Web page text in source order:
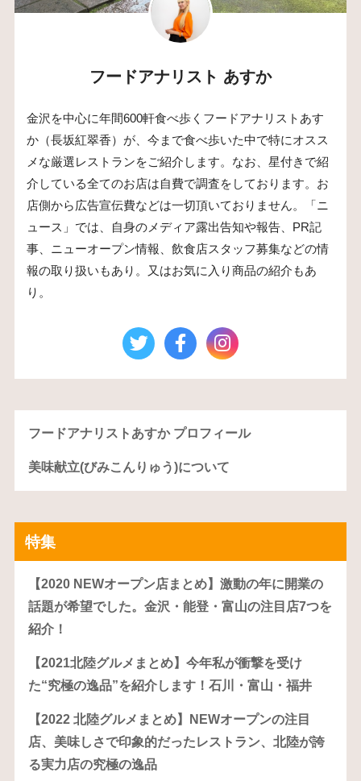
フードアナリスト あすか
金沢を中心に年間600軒食べ歩くフードアナリストあす
か（長坂紅翠香）が、今まで食べ歩いた中で特にオスス
メな厳選レストランをご紹介します。なお、星付きで紹
介している全てのお店は自費で調査をしております。お
店側から広告宣伝費などは一切頂いておりません。「ニ
ュース」では、自身のメディア露出告知や報告、PR記
事、ニューオープン情報、飲食店スタッフ募集などの情
報の取り扱いもあり。又はお気に入り商品の紹介もあ
り。
フードアナリストあすか プロフィール
美味献立(びみこんりゅう)について
特集
【2020 NEWオープン店まとめ】激動の年に開業の
話題が希望でした。金沢・能登・富山の注目店7つを
紹介！
【2021北陸グルメまとめ】今年私が衝撃を受け
た“究極の逸品”を紹介します！石川・富山・福井
【2022 北陸グルメまとめ】NEWオープンの注目
店、美味しさで印象的だったレストラン、北陸が誇
る実力店の究極の逸品